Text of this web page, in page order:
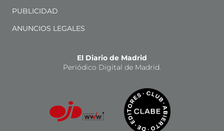
PUBLICIDAD
ANUNCIOS LEGALES
El Diario de Madrid
Periódico Digital de Madrid.